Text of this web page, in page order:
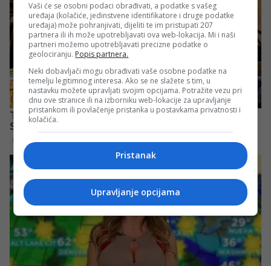
Vaši će se osobni podaci obrađivati, a podatke s vašeg
uređaja (kolačiće, jedinstvene identifikatore i druge podatke
uređaja) može pohranjivati, dijeliti te im pristupati 207
partnera ili ih može upotrebljavati ova web-lokacija. Mi i naši
partneri možemo upotrebljavati precizne podatke o
geolociranju. Popis partnera.
Neki dobavljači mogu obrađivati vaše osobne podatke na
temelju legitimnog interesa. Ako se ne slažete s tim, u
nastavku možete upravljati svojim opcijama. Potražite vezu pri
dnu ove stranice ili na izborniku web-lokacije za upravljanje
pristankom ili povlačenje pristanka u postavkama privatnosti i
kolačića.
Pristanak
Upravljanje opcijama